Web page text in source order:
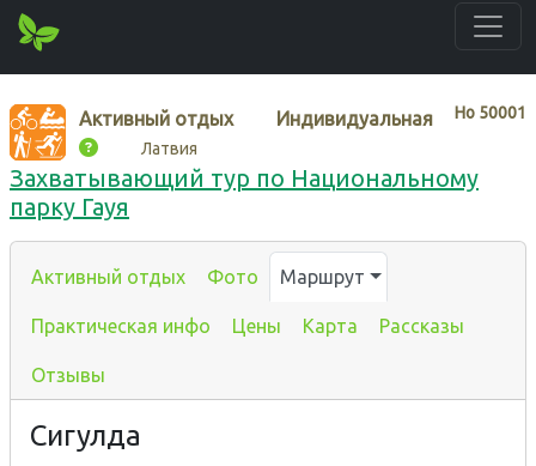
Нo 50001
Активный отдых Индивидуальная
Латвия
Захватывающий тур по Национальному
парку Гауя
Активный отдых Фото Маршрут
Практическая инфо Цены Карта Рассказы
Отзывы
Сигулда